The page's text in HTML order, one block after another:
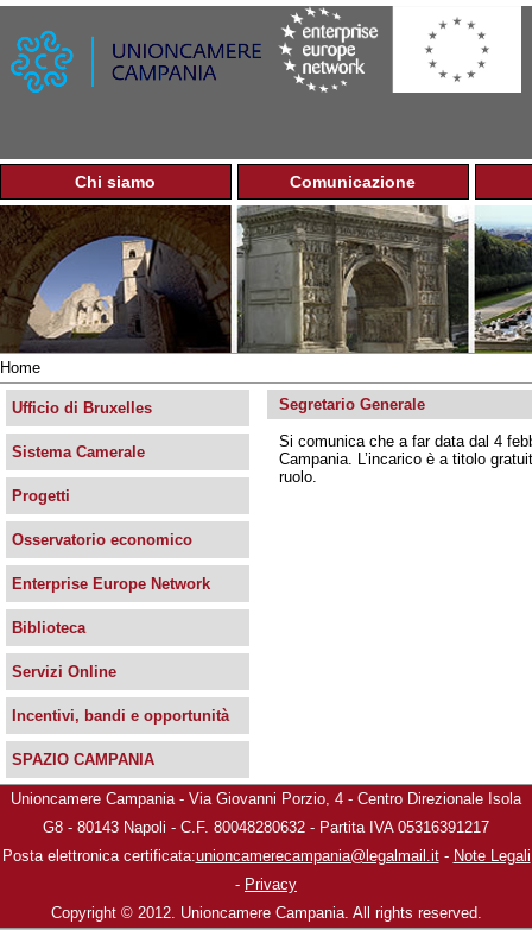
Jump to navigation
M
e
n
u
p
r
n
c
p
a
e
Chi siamo Comunicazione
Tu
sei
qui
Home
Segretario Generale
Si comunica che a far data dal 4
Campania. L’incarico è a titolo
ruolo.
Ufficio di Bruxelles
Sistema Camerale
Progetti
Osservatorio economico
Enterprise Europe Network
Biblioteca
Servizi Online
Incentivi, bandi e opportunità
SPAZIO CAMPANIA
Unioncamere Campania - Via Giovanni Porzio, 4 - Centro Direzionale Isola
G8 - 80143 Napoli - C.F. 80048280632 - Partita IVA 05316391217
Posta elettronica certificata:unioncamerecampania@legalmail.it- Note Legali
- Privacy
Copyright © 2012. Unioncamere Campania. All rights reserved.